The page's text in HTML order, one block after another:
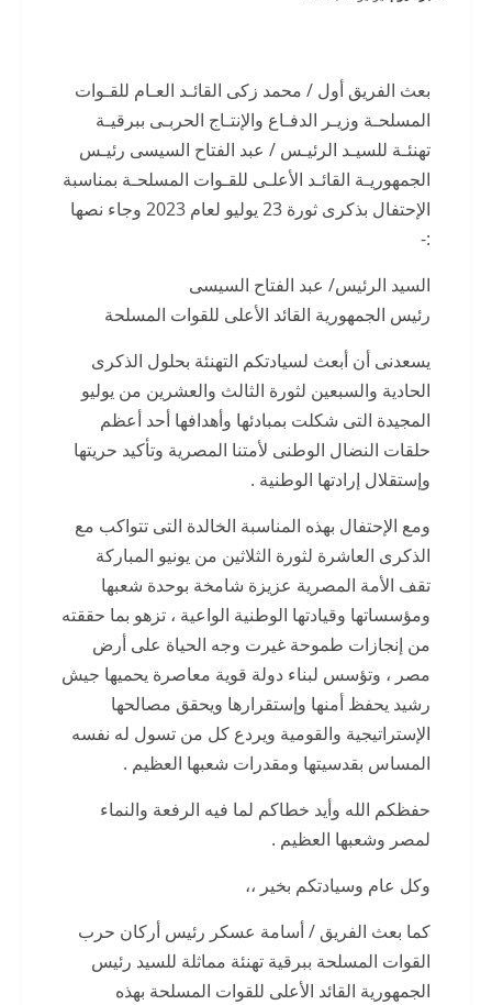
بعث الفريق أول / محمد زكى القائـد العـام للقـوات
المسلحـة وزيـر الدفـاع والإنتـاج الحربـى ببرقيـة
تهنئـة للسيـد الرئيـس / عبد الفتاح السيسى رئيـس
الجمهوريـة القائـد الأعلـى للقـوات المسلحـة بمناسبة
الإحتفال بذكرى ثورة 23 يوليو لعام 2023 وجاء نصها
:-
السيد الرئيس/ عبد الفتاح السيسى
رئيس الجمهورية القائد الأعلى للقوات المسلحة
يسعدنى أن أبعث لسيادتكم التهنئة بحلول الذكرى
الحادية والسبعين لثورة الثالث والعشرين من يوليو
المجيدة التى شكلت بمبادئها وأهدافها أحد أعظم
حلقات النضال الوطنى لأمتنا المصرية وتأكيد حريتها
وإستقلال إرادتها الوطنية .
ومع الإحتفال بهذه المناسبة الخالدة التى تتواكب مع
الذكرى العاشرة لثورة الثلاثين من يونيو المباركة
تقف الأمة المصرية عزيزة شامخة بوحدة شعبها
ومؤسساتها وقيادتها الوطنية الواعية ، تزهو بما حققته
من إنجازات طموحة غيرت وجه الحياة على أرض
مصر ، وتؤسس لبناء دولة قوية معاصرة يحميها جيش
رشيد يحفظ أمنها وإستقرارها ويحقق مصالحها
الإستراتيجية والقومية ويردع كل من تسول له نفسه
المساس بقدسيتها ومقدرات شعبها العظيم .
حفظكم الله وأيد خطاكم لما فيه الرفعة والنماء
لمصر وشعبها العظيم .
وكل عام وسيادتكم بخير ،،
كما بعث الفريق / أسامة عسكر رئيس أركان حرب
القوات المسلحة ببرقية تهنئة مماثلة للسيد رئيس
الجمهورية القائد الأعلى للقوات المسلحة بهذه